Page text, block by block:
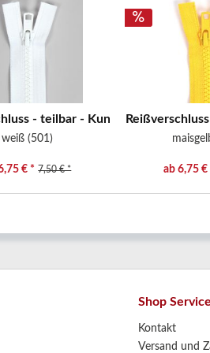
- teilbar - Kunststoffzähne -...
weiß (501)
€ * 7,50 € * ab 6,75 €
Shop
Kontakt
Versand und